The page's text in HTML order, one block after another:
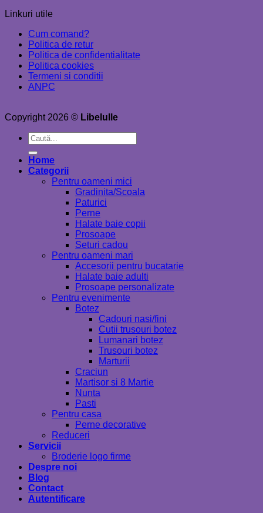
Linkuri utile
Cum comand?
Politica de retur
Politica de confidentialitate
Politica cookies
Termeni si conditii
ANPC
Copyright 2026 © Libelulle
Caută
după:
Home
Categorii
Pentru oameni mici
Gradinita/Scoala
Paturici
Perne
Halate baie copii
Prosoape
Seturi cadou
Pentru oameni mari
Accesorii pentru bucatarie
Halate baie adulti
Prosoape personalizate
Pentru evenimente
Botez
Cadouri nasi/fini
Cutii trusouri botez
Lumanari botez
Trusouri botez
Marturii
Craciun
Martisor si 8 Martie
Nunta
Pasti
Pentru casa
Perne decorative
Reduceri
Servicii
Broderie logo firme
Despre noi
Blog
Contact
Autentificare